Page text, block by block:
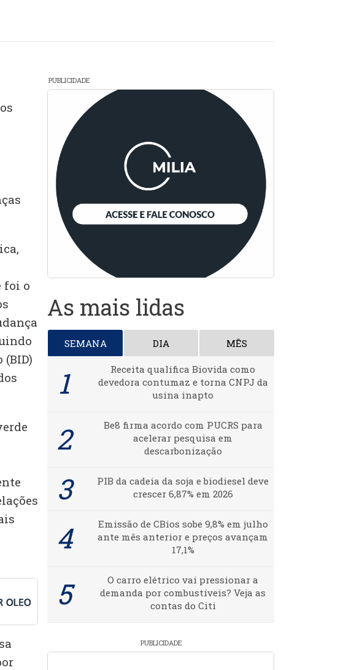
foi o
PUBLICIDADE
As mais lidas
SEMANA DIA MÊS
Receita qualifica Biovida como
devedora contumaz e torna CNPJ da
usina inapto
Be8 firma acordo com PUCRS para
acelerar pesquisa em
descarbonização
PIB da cadeia da soja e biodiesel deve
crescer 6,87% em 2026
Emissão de CBios sobe 9,8% em julho
ante mês anterior e preços avançam
17,1%
O carro elétrico vai pressionar a
demanda por combustíveis? Veja as
contas do Citi
PUBLICIDADE